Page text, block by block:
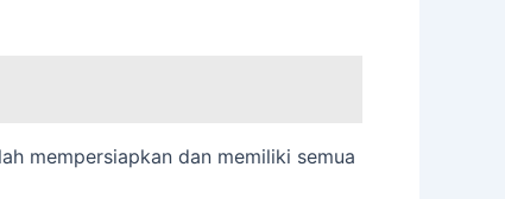
mempersiapkan dan memiliki semua